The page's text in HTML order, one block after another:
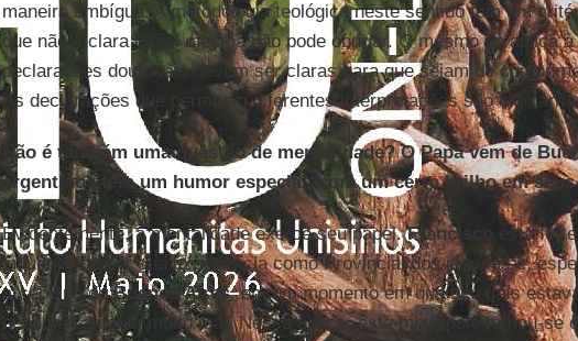
maneira ambígua. A metodologia teológica neste sentido tem um
que não é clara em si mesma não pode obrigar. O mesmo se aplica
declarações doutrinais devem ser claras para que sejam de
As declarações que permitem diferentes interpretações são algo
Não é também uma questão de mentalidade? O Papa vem de
argentinos têm um humor especial, com um certo brilho em
Evidentemente, a mentalidade exerce seu papel.Francisco
está
influenciado por sua experiência como Provincial dos jesuítas e,
arcebispo deBuenos Aires, em um momento em que seu país estava
economicamente muito mal. Nessa época, esta metrópole tornou-se